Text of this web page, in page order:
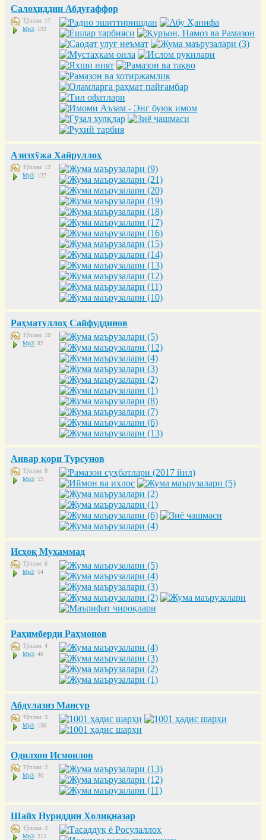
Салоҳиддин Абдуғаффор
Тўплам: 17
Mp3: 193
Азизхўжа Хайруллоҳ
Тўплам: 13
Mp3: 122
Раҳматуллоҳ Сайфуддинов
Тўплам: 10
Mp3: 82
Анвар қори Турсунов
Тўплам: 8
Mp3: 53
Исҳоқ Муҳаммад
Тўплам: 6
Mp3: 54
Раҳимберди Раҳмонов
Тўплам: 4
Mp3: 40
Абдулазиз Мансур
Тўплам: 3
Mp3: 150
Одилхон Исмоилов
Тўплам: 3
Mp3: 30
Шайх Нуриддин Холиқназар
Тўплам: 3
Mp3: 212